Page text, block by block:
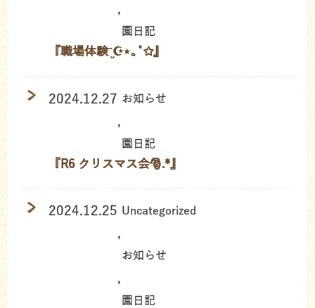
,
園日記
『職場体験¨̮☪︎⋆｡˚✩』
2024.12.27 お知らせ
,
園日記
『R6 クリスマス会🎅.*』
2024.12.25 Uncategorized
,
お知らせ
,
園日記